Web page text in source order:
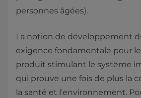
personnes âgées).
La notion de développement
exigence fondamentale pour
produit stimulant le système
qui prouve une fois de plus la
la santé et l'environnement.